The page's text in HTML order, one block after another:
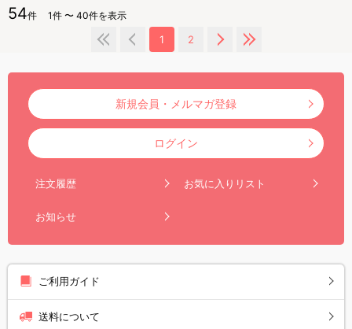
54件 1件 〜 40件を表示
1 2
新規会員・メルマガ登録
ログイン
注文履歴 お気に入りリスト
お知らせ
ご利用ガイド
送料について